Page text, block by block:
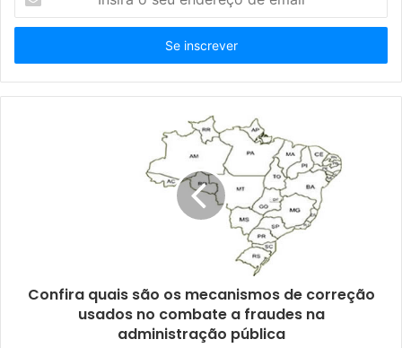
s
r
a
Confira quais são os mecanismos de correção
usados no combate a fraudes na
administração pública